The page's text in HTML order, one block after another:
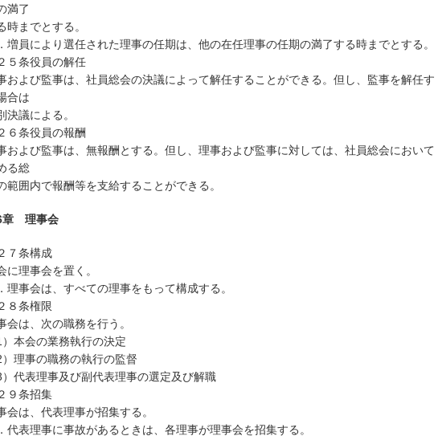
満了
時までとする。
増員により選任された理事の任期は、他の在任理事の任期の満了する時までとする。
５条役員の解任
および監事は、社員総会の決議によって解任することができる。但し、監事を解任す
合は
決議による。
６条役員の報酬
および監事は、無報酬とする。但し、理事および監事に対しては、社員総会において
る総
範囲内で報酬等を支給することができる。
章 理事会
７条構成
に理事会を置く。
理事会は、すべての理事をもって構成する。
８条権限
会は、次の職務を行う。
）本会の業務執行の決定
）理事の職務の執行の監督
3）代表理事及び副代表理事の選定及び解職
９条招集
会は、代表理事が招集する。
代表理事に事故があるときは、各理事が理事会を招集する。